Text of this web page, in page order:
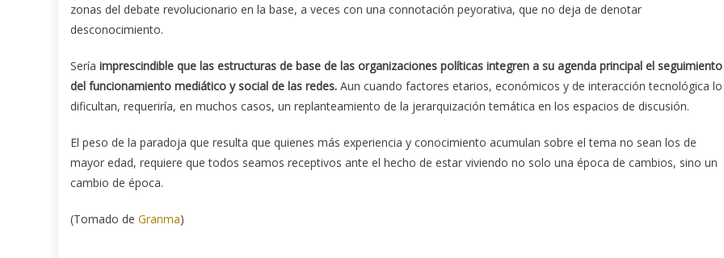
zonas del debate revolucionario en la base, a veces con una connotación peyorativa, que no deja de denotar
desconocimiento.
Sería imprescindible que las estructuras de base de las organizaciones políticas integren a su agenda principal el seguimiento
del funcionamiento mediático y social de las redes. Aun cuando factores etarios, económicos y de interacción tecnológica lo
dificultan, requeriría, en muchos casos, un replanteamiento de la jerarquización temática en los espacios de discusión.
El peso de la paradoja que resulta que quienes más experiencia y conocimiento acumulan sobre el tema no sean los de
mayor edad, requiere que todos seamos receptivos ante el hecho de estar viviendo no solo una época de cambios, sino un
cambio de época.
(Tomado de Granma)